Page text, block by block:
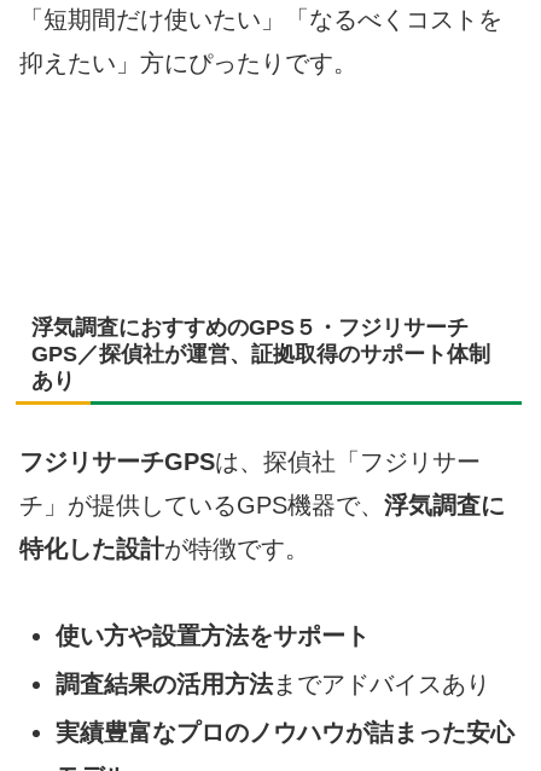
「短期間だけ使いたい」「なるべくコストを
抑えたい」方にぴったりです。
浮気調査におすすめのGPS５・フジリサーチ
GPS／探偵社が運営、証拠取得のサポート体制
あり
フジリサーチGPSは、探偵社「フジリサー
チ」が提供しているGPS機器で、 浮気調査に
特化した設計が特徴です。
使い方や設置方法をサポート
調査結果の活用方法までアドバイスあり
実績豊富なプロのノウハウが詰まった安心